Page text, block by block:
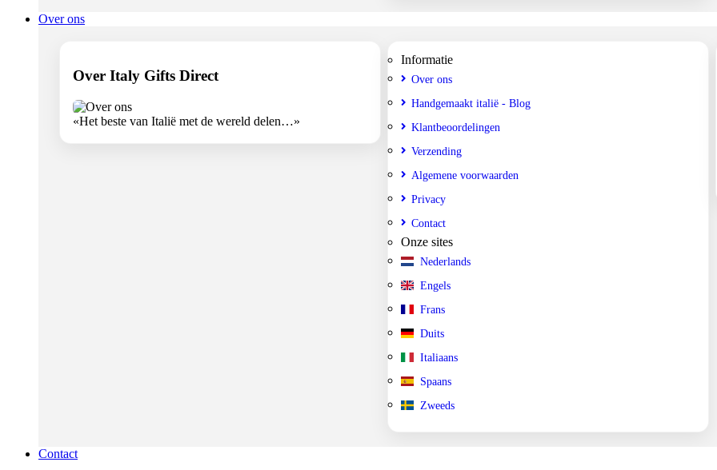
Over ons
Over Italy Gifts Direct
«Het beste van Italië met de wereld delen…»
Informatie
Over ons
Handgemaakt italië - Blog
Klantbeoordelingen
Verzending
Algemene voorwaarden
Privacy
Contact
Onze sites
Nederlands
Engels
Frans
Duits
Italiaans
Spaans
Zweeds
Contact